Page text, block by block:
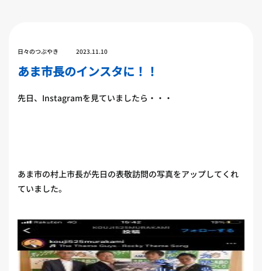
日々のつぶやき 2023.11.10
あま市長のインスタに！！
先日、Instagramを見ていましたら・・・
あま市の村上市長が先日の表敬訪問の写真をアップしてくれ
ていました。